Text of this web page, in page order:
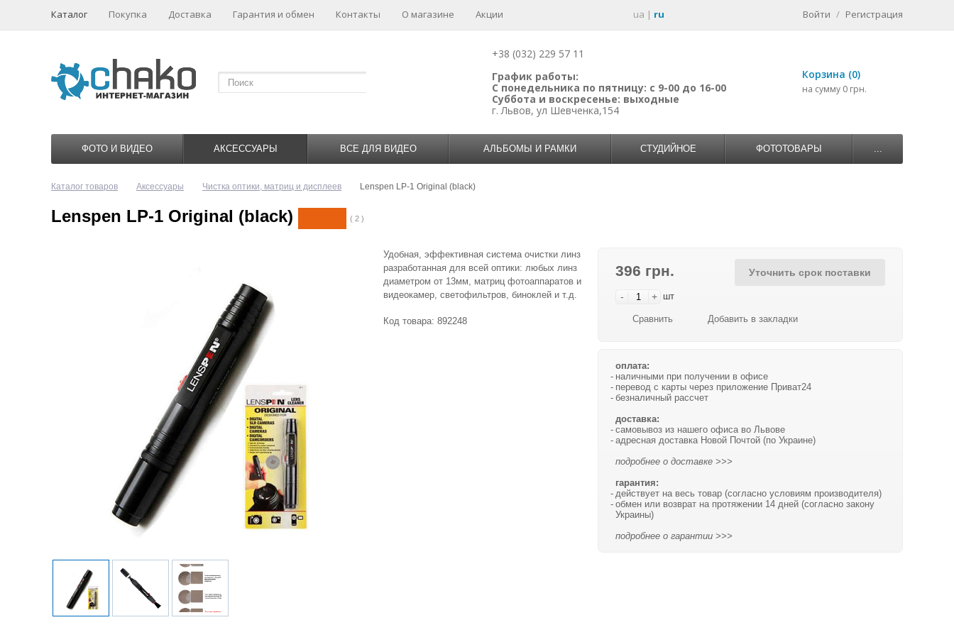
Каталог Покупка Доставка Гарантия и обмен Контакты О магазине Акции ua | ru Войти / Регистрация
+38 (032) 229 57 11
График работы:
С понедельника по пятницу: с 9-00 до 16-00
Суббота и воскресенье: выходные
г. Львов, ул Шевченка,154
Корзина (0)
на сумму 0 грн.
ФОТО И ВИДЕО АКСЕССУАРЫ ВСЕ ДЛЯ ВИДЕО АЛЬБОМЫ И РАМКИ СТУДИЙНОЕ ФОТОТОВАРЫ ...
Каталог товаров Аксессуары Чистка оптики, матриц и дисплеев Lenspen LP-1 Original (black)
Lenspen LP-1 Original (black) ( 2 )
396 грн.
- + шт
Уточнить срок поставки
Сравнить Добавить в закладки
оплата:
наличными при получении в офисе
перевод с карты через приложение Приват24
безналичный рассчет
доставка:
самовывоз из нашего офиса во Львове
адресная доставка Новой Почтой (по Украине)
подробнее о доставке >>>
гарантия:
действует на весь товар (согласно условиям производителя)
обмен или возврат на протяжении 14 дней (согласно закону
Украины)
подробнее о гарантии >>>
Удобная, эффективная система очистки линз
разработанная для всей оптики: любых линз
диаметром от 13мм, матриц фотоаппаратов и
видеокамер, светофильтров, биноклей и т.д.
Код товара: 892248